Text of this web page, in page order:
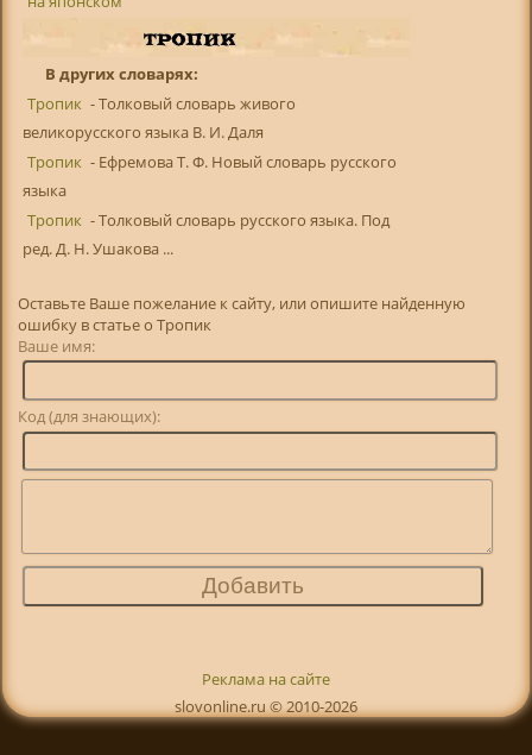
В других словарях:
Тропик - Толковый словарь живого
великорусского языка В. И. Даля
Тропик - Ефремова Т. Ф. Новый словарь русского
языка
Тропик - Толковый словарь русского языка. Под
ред. Д. Н. Ушакова ...
Оставьте Ваше пожелание к сайту, или опишите найденную
ошибку в статье о Тропик
Ваше имя:
Код (для знающих):
Реклама на сайте
slovonline.ru © 2010-2026